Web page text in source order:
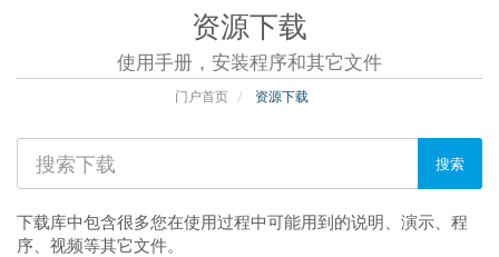
资源下载
使用手册，安装程序和其它文件
门户首页 资源下载
下载库中包含很多您在使用过程中可能用到的说明、演示、程
序、视频等其它文件。